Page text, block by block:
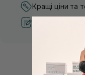
Кращі ціни та
Рекомендації